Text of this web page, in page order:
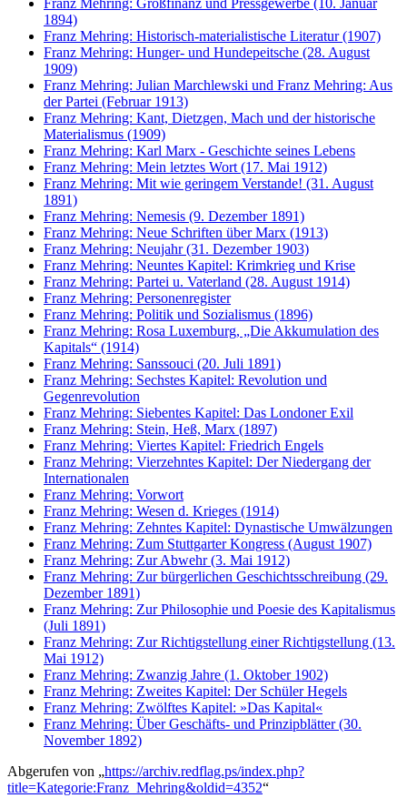
Franz Mehring: Großfinanz und Pressgewerbe (10. Januar
1894)
Franz Mehring: Historisch-materialistische Literatur (1907)
Franz Mehring: Hunger- und Hundepeitsche (28. August
1909)
Franz Mehring: Julian Marchlewski und Franz Mehring: Aus
der Partei (Februar 1913)
Franz Mehring: Kant, Dietzgen, Mach und der historische
Materialismus (1909)
Franz Mehring: Karl Marx - Geschichte seines Lebens
Franz Mehring: Mein letztes Wort (17. Mai 1912)
Franz Mehring: Mit wie geringem Verstande! (31. August
1891)
Franz Mehring: Nemesis (9. Dezember 1891)
Franz Mehring: Neue Schriften über Marx (1913)
Franz Mehring: Neujahr (31. Dezember 1903)
Franz Mehring: Neuntes Kapitel: Krimkrieg und Krise
Franz Mehring: Partei u. Vaterland (28. August 1914)
Franz Mehring: Personenregister
Franz Mehring: Politik und Sozialismus (1896)
Franz Mehring: Rosa Luxemburg, „Die Akkumulation des
Kapitals“ (1914)
Franz Mehring: Sanssouci (20. Juli 1891)
Franz Mehring: Sechstes Kapitel: Revolution und
Gegenrevolution
Franz Mehring: Siebentes Kapitel: Das Londoner Exil
Franz Mehring: Stein, Heß, Marx (1897)
Franz Mehring: Viertes Kapitel: Friedrich Engels
Franz Mehring: Vierzehntes Kapitel: Der Niedergang der
Internationalen
Franz Mehring: Vorwort
Franz Mehring: Wesen d. Krieges (1914)
Franz Mehring: Zehntes Kapitel: Dynastische Umwälzungen
Franz Mehring: Zum Stuttgarter Kongress (August 1907)
Franz Mehring: Zur Abwehr (3. Mai 1912)
Franz Mehring: Zur bürgerlichen Geschichtsschreibung (29.
Dezember 1891)
Franz Mehring: Zur Philosophie und Poesie des Kapitalismus
(Juli 1891)
Franz Mehring: Zur Richtigstellung einer Richtigstellung (13.
Mai 1912)
Franz Mehring: Zwanzig Jahre (1. Oktober 1902)
Franz Mehring: Zweites Kapitel: Der Schüler Hegels
Franz Mehring: Zwölftes Kapitel: »Das Kapital«
Franz Mehring: Über Geschäfts- und Prinzipblätter (30.
November 1892)
Abgerufen von „https://archiv.redflag.ps/index.php?
title=Kategorie:Franz_Mehring&oldid=4352“